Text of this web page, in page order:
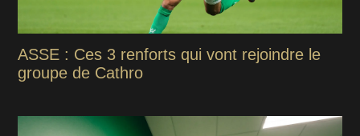
ASSE : Ces 3 renforts qui vont rejoindre le
groupe de Cathro